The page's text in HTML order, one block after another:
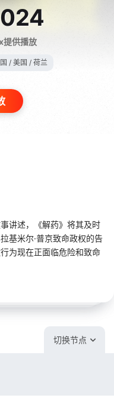
提供播放
/ 美国 / 荷兰
讲述，《解药》将其及时
基米尔·普京致命政权的告
为现在正面临危险和致命
切换节点